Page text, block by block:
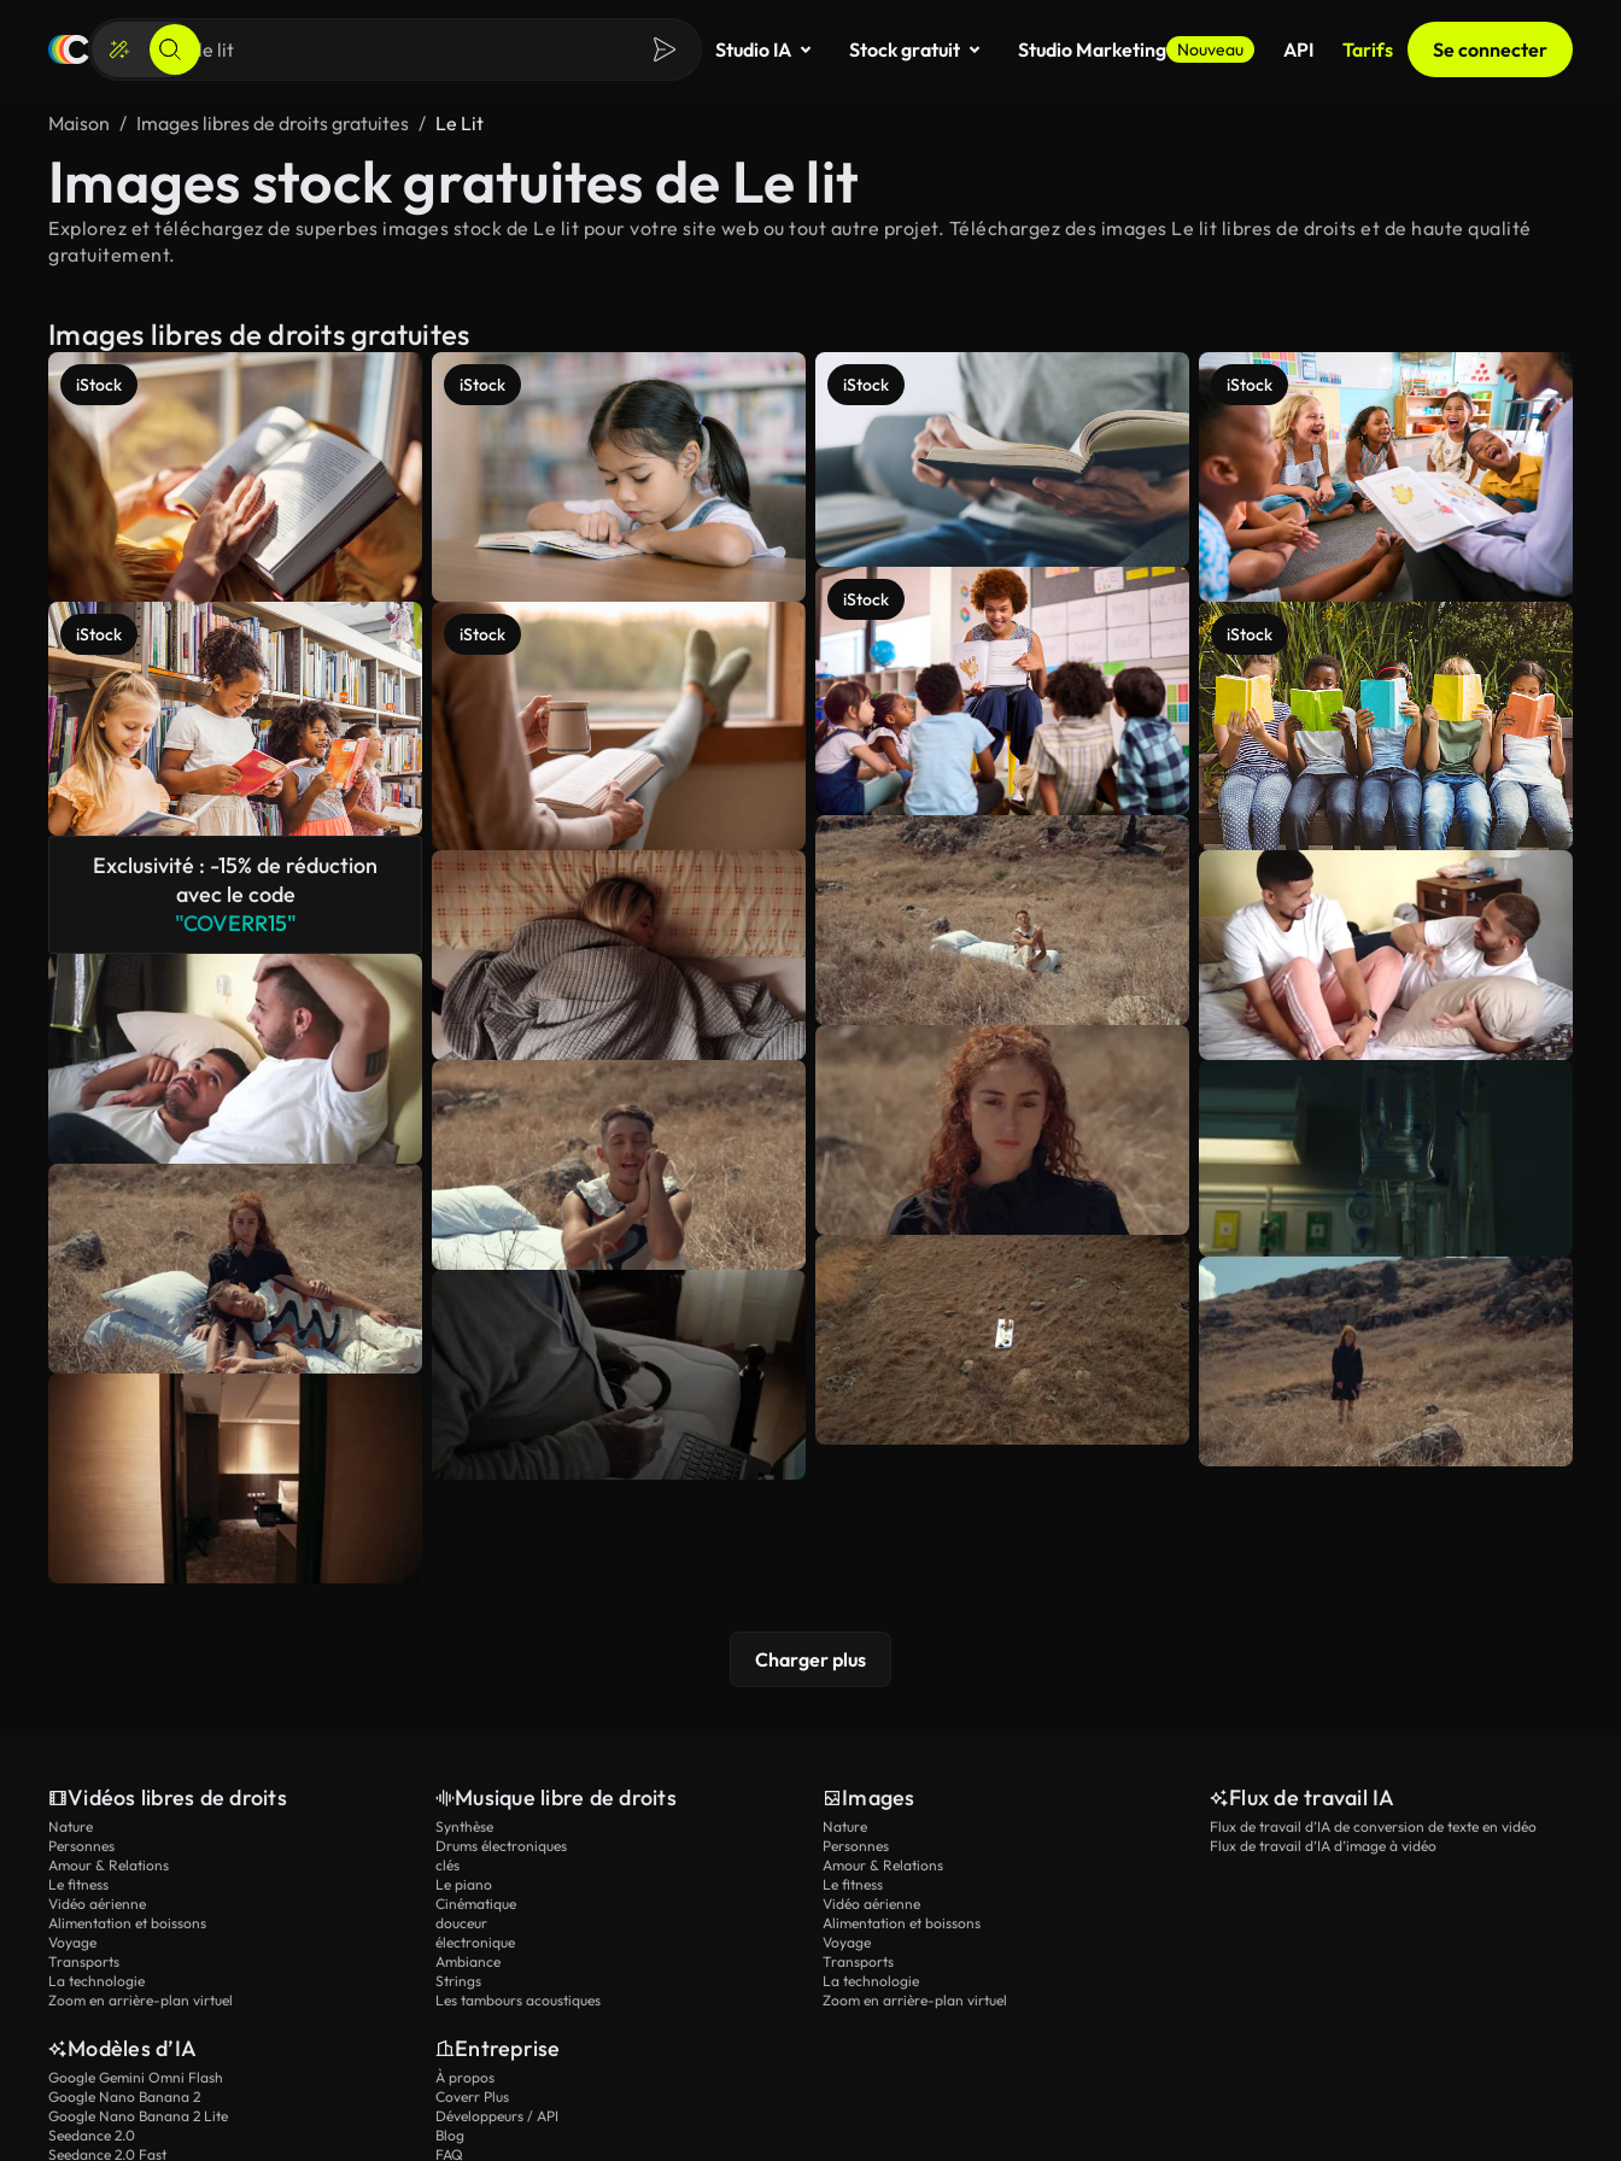
Studio IA Stock gratuit Studio Marketing Nouveau API Tarifs Se connecter
Maison Images libres de droits gratuites Le Lit
Images stock gratuites de Le lit
Explorez et téléchargez de superbes images stock de Le lit pour votre site web ou tout autre projet. Téléchargez des images Le lit libres de droits et de haute qualité
gratuitement.
Images libres de droits gratuites
iStock
iStock
Exclusivité : -15% de réduction
avec le code
"COVERR15"
iStock
iStock
iStock
iStock
iStock
iStock
Voir plus
Charger plus
Vidéos libres de droits
Nature
Personnes
Amour & Relations
Le fitness
Vidéo aérienne
Alimentation et boissons
Voyage
Transports
La technologie
Zoom en arrière-plan virtuel
Musique libre de droits
Synthèse
Drums électroniques
clés
Le piano
Cinématique
douceur
électronique
Ambiance
Strings
Les tambours acoustiques
Images
Nature
Personnes
Amour & Relations
Le fitness
Vidéo aérienne
Alimentation et boissons
Voyage
Transports
La technologie
Zoom en arrière-plan virtuel
Flux de travail IA
Flux de travail d’IA de conversion de texte en vidéo
Flux de travail d’IA d’image à vidéo
Modèles d’IA
Google Gemini Omni Flash
Google Nano Banana 2
Google Nano Banana 2 Lite
Seedance 2.0
Seedance 2.0 Fast
Entreprise
À propos
Coverr Plus
Développeurs / API
Blog
FAQ